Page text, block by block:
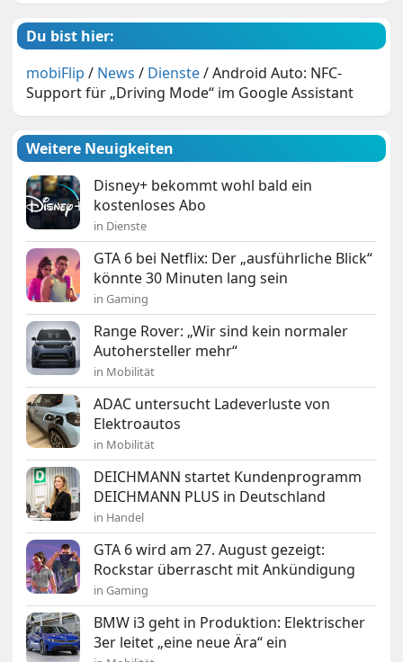
Du bist hier:
mobiFlip / News / Dienste/Android Auto: NFC-
Support für „Driving Mode“ im Google Assistant
Weitere Neuigkeiten
Disney+ bekommt wohl bald ein
kostenloses Abo
in Dienste
GTA 6 bei Netflix: Der „ausführliche Blick“
könnte 30 Minuten lang sein
in Gaming
Range Rover: „Wir sind kein normaler
Autohersteller mehr“
in Mobilität
ADAC untersucht Ladeverluste von
Elektroautos
in Mobilität
DEICHMANN startet Kundenprogramm
DEICHMANN PLUS in Deutschland
in Handel
GTA 6 wird am 27. August gezeigt:
Rockstar überrascht mit Ankündigung
in Gaming
BMW i3 geht in Produktion: Elektrischer
3er leitet „eine neue Ära“ ein